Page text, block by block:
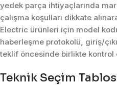
yedek parça ihtiyaçlarında
çalışma koşulları dikkate
Electric ürünleri için model
haberleşme protokolü, giriş/
teklif öncesinde birlikte kontrol
Teknik Seçim